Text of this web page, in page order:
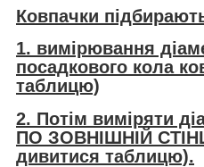
Ковпачки
1. вимірювання
посадкового кола
таблицю)
2. Потім виміряти
ПО ЗОВНІШНІЙ
дивитися таблицю).